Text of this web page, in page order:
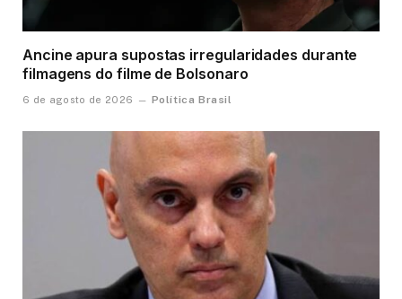
Ancine apura supostas irregularidades durante
filmagens do filme de Bolsonaro
6 de agosto de 2026 Política Brasil